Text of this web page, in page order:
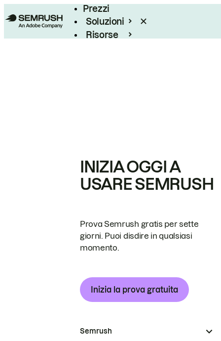
Prezzi
Soluzioni
Risorse
INIZIA OGGI A
USARE SEMRUSH
Prova Semrush gratis per sette
giorni. Puoi disdire in qualsiasi
momento.
Inizia la prova gratuita
Semrush